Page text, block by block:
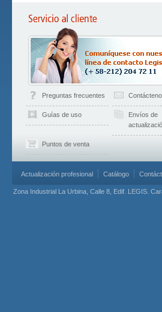
Preguntas frecuentes
Guías de uso
Envíos de
Puntos de venta
Actualización profesional Catálogo
Zona Industrial La Urbina, Calle 8, Edif. LEGIS.